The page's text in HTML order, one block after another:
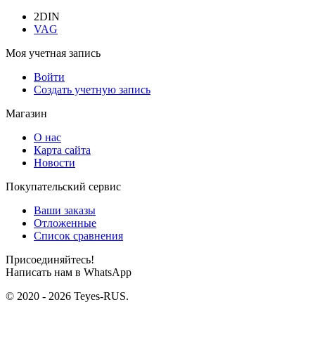
2DIN
VAG
Моя учетная запись
Войти
Создать учетную запись
Магазин
О нас
Карта сайта
Новости
Покупательский сервис
Ваши заказы
Отложенные
Список сравнения
Присоединяйтесь!
Написать нам в WhatsApp
© 2020 - 2026 Teyes-RUS.